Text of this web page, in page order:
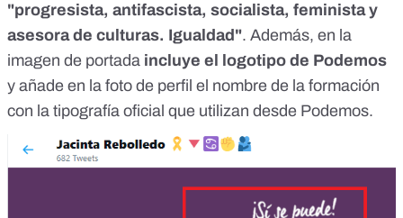
"progresista, antifascista, socialista, feminista y
asesora de culturas. Igualdad". Además, en la
imagen de portada incluye el logotipo de Podemos
y añade en la foto de perfil el nombre de la formación
con la tipografía oficial que utilizan desde Podemos.